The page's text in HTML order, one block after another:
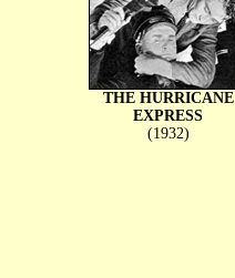
THE HURRICANE
EXPRESS
(1932)